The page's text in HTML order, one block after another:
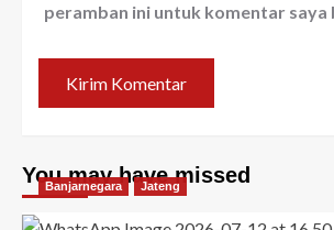
peramban ini untuk komentar
You may have missed
Banjarnegara Jateng